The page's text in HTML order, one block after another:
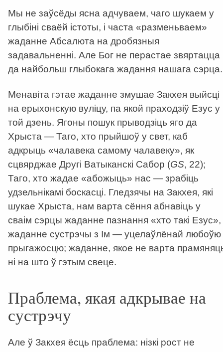
Мы не заўсёды ясна адчуваем, чаго шукаем у
глыбіні сваёй істоты, і часта «разменьваем»
жаданне Абсалюта на дробязныя
задавальненні. Але Бог не перастае звяртацца
да найбольш глыбокага жадання нашага сэрца.
Менавіта гэтае жаданне змушае Закхея выйсці
на ерыхонскую вуліцу, па якой праходзіў Езус у
той дзень. Ягоны пошук прыводзіць яго да
Хрыста — Таго, хто прыйшоў у свет, каб
адкрыць «чалавека самому чалавеку», як
сцвярджае Другі Ватыканскі Сабор (GS, 22);
Таго, хто жадае «абожыць» нас — зрабіць
удзельнікамі боскасці. Гледзячы на Закхея, які
шукае Хрыста, нам варта сёння абнавіць у
сваім сэрцы жаданне пазнання «хто такі Езус»,
жаданне сустрэчы з Ім — уцелаўлёнай любоўю
прыгажосцю; жаданне, якое не варта
ні на што ў гэтым свеце.
Праблема, якая адкрывае на
сустрэчу
Але ў Закхея ёсць праблема: нізкі рост не